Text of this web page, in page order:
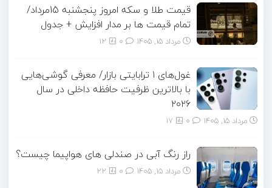
قیمت طلا و سکه امروز پنجشنبه 15مرداد/
تمام قیمت ها بر مدار افزایش + جدول
مرداد ۱۵, ۱۴۰۵ 12
غول‌های ۱ ترابایتی بازار/ معرفی گوشی‌هایی
با بالاترین ظرفیت حافظه داخلی در سال
۲۰۲۶
مرداد ۱۵, ۱۴۰۵ 17
راز رنگ آبی در صندلی های هواپیما چیست؟
مرداد ۱۵, ۱۴۰۵ 22